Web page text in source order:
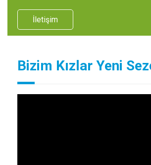
İletişim
Bizim Kızlar Yeni